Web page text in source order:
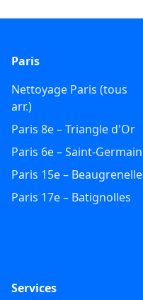
Paris
Nettoyage Paris (tous
arr.)
Paris 8e – Triangle d'Or
Paris 6e – Saint-Germain
Paris 15e – Beaugrenelle
Paris 17e – Batignolles
Services